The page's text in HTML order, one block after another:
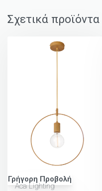
Σχετικά προϊόντα
Γρήγορη Προβολή
Aca Lighting